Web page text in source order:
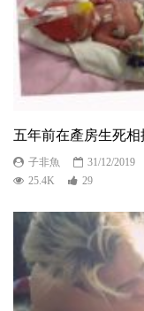
五年前在產房生死
子非魚
31/12/2019
25.4K
29